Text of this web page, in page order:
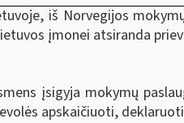
iš Norvegijos
įmonei atsiranda
įsigyja mokymų
apskaičiuoti,